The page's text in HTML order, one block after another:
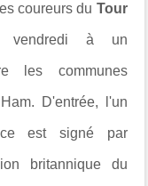
coureurs du Tour
vendredi à un
les communes
D'entrée, l'un
est signé par
britannique du